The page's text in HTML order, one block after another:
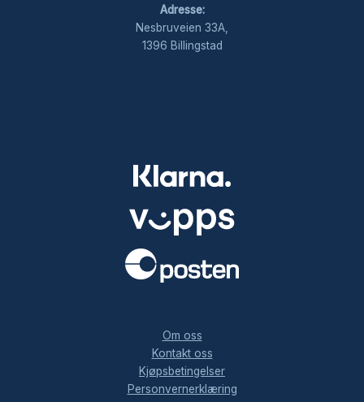
Adresse:
Nesbruveien 33A,
1396 Billingstad
Om oss
Kontakt oss
Kjøpsbetingelser
Personvernerklæring